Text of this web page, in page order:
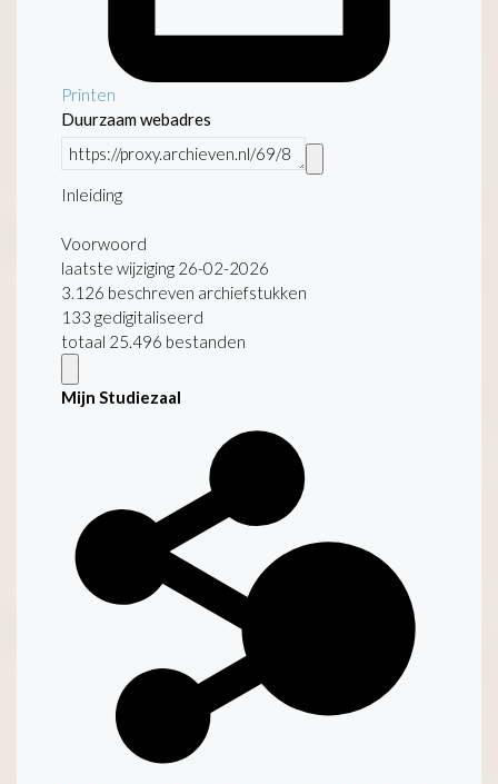
Printen
Duurzaam webadres
Inleiding
Voorwoord
laatste wijziging 26-02-2026
3.126 beschreven archiefstukken
133 gedigitaliseerd
totaal 25.496 bestanden
Mijn Studiezaal